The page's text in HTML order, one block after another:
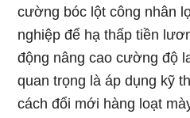
cường bóc lột công nhân
nghiệp để hạ thấp tiền
động nâng cao cường độ
quan trọng là áp dụng kỹ
cách đổi mới hàng loạt